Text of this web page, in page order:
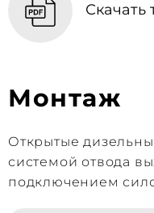
Монтаж
Открытые
системой отвода
подключением